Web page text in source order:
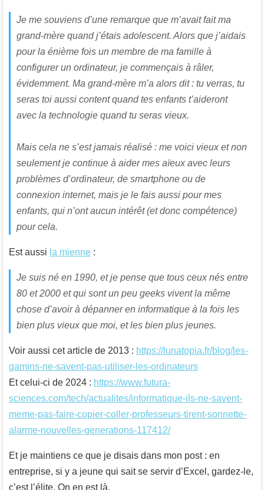
Je me souviens d’une remarque que m’avait fait ma
grand-mère quand j’étais adolescent. Alors que j’aidais
pour la énième fois un membre de ma famille à
configurer un ordinateur, je commençais à râler,
évidemment. Ma grand-mère m’a alors dit : tu verras, tu
seras toi aussi content quand tes enfants t’aideront
avec la technologie quand tu seras vieux.
Mais cela ne s’est jamais réalisé : me voici vieux et non
seulement je continue à aider mes aïeux avec leurs
problèmes d’ordinateur, de smartphone ou de
connexion internet, mais je le fais aussi pour mes
enfants, qui n’ont aucun intérêt (et donc compétence)
pour cela.
Est aussi la mienne :
Je suis né en 1990, et je pense que tous ceux nés entre
80 et 2000 et qui sont un peu geeks vivent la même
chose d’avoir à dépanner en informatique à la fois les
bien plus vieux que moi, et les bien plus jeunes.
Voir aussi cet article de 2013 : https://lunatopia.fr/blog/les-
gamins-ne-savent-pas-utiliser-les-ordinateurs
Et celui-ci de 2024 : https://www.futura-
sciences.com/tech/actualites/informatique-ils-ne-savent-
meme-pas-faire-copier-coller-professeurs-tirent-sonnette-
alarme-nouvelles-generations-117412/
Et je maintiens ce que je disais dans mon post : en
entreprise, si y a jeune qui sait se servir d’Excel, gardez-le,
c’est l’élite. On en est là.